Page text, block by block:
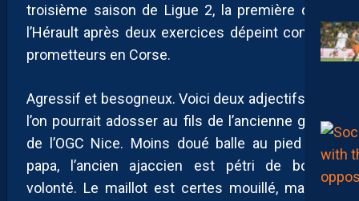
troisième saison de Ligue 2, la première dans
l’Hérault après deux exercices dépeint comme
prometteurs en Corse.
Agressif et besogneux. Voici deux adjectifs que
l’on pourrait adosser au fils de l’ancienne gloire
de l’OGC Nice. Moins doué balle au pied que
papa, l’ancien ajaccien est pétri de bonne
volonté. Le maillot est certes mouillé, mais la